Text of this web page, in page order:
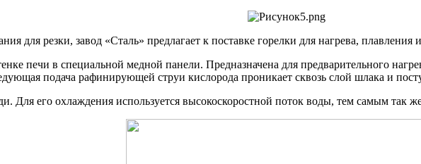
для резки, завод «Сталь» предлагает к поставке горелки для нагрева,
печи в специальной медной панели. Предназначена для предварительного
подача рафинирующей струи кислорода проникает сквозь слой шлака и
Для его охлаждения используется высокоскоростной поток воды, тем самым так